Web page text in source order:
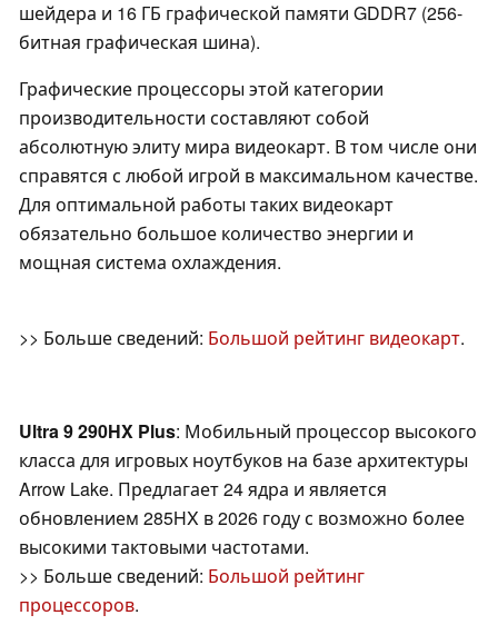
шейдера и 16 ГБ графической памяти GDDR7 (256-
битная графическая шина).
Графические процессоры этой категории
производительности составляют собой
абсолютную элиту мира видеокарт. В том числе они
справятся с любой игрой в максимальном качестве.
Для оптимальной работы таких видеокарт
обязательно большое количество энергии и
мощная система охлаждения.
>> Больше сведений: Большой рейтинг видеокарт.
Ultra 9 290HX Plus: Мобильный процессор высокого
класса для игровых ноутбуков на базе архитектуры
Arrow Lake. Предлагает 24 ядра и является
обновлением 285HX в 2026 году с возможно более
высокими тактовыми частотами.
>> Больше сведений: Большой рейтинг
процессоров.